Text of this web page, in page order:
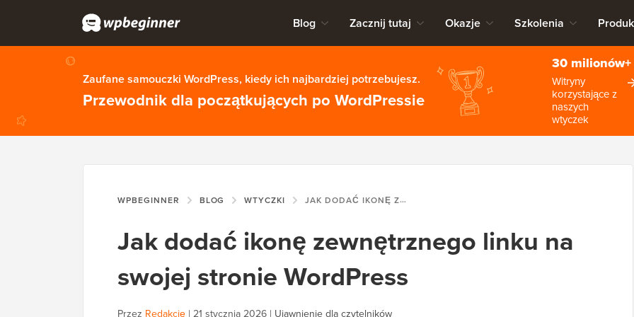
Blog Zacznij tutaj Okazje Szkolenia
Zaufane samouczki WordPress, kiedy ich najbardziej potrzebujesz.
Przewodnik dla początkujących po WordPressie
30 milionów+
Witryny
korzystające z
naszych
wtyczek
WPBEGINNER BLOG WTYCZKI JAK DODAĆ IKONĘ ZEWNĘTRZNEGO LINKU NA SWOJEJ STRONIE WORDPRESS
Jak dodać ikonę zewnętrznego linku na
swojej stronie WordPress
Przez Redakcję | 21 stycznia 2026 | Ujawnienie dla czytelników